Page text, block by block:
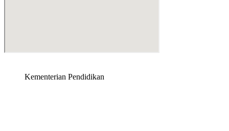
Kementerian Pendidikan